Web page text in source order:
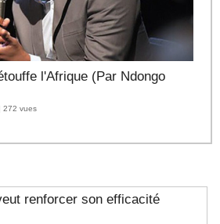
l'Afrique (Par Ndongo
272 vues
renforcer son efficacité